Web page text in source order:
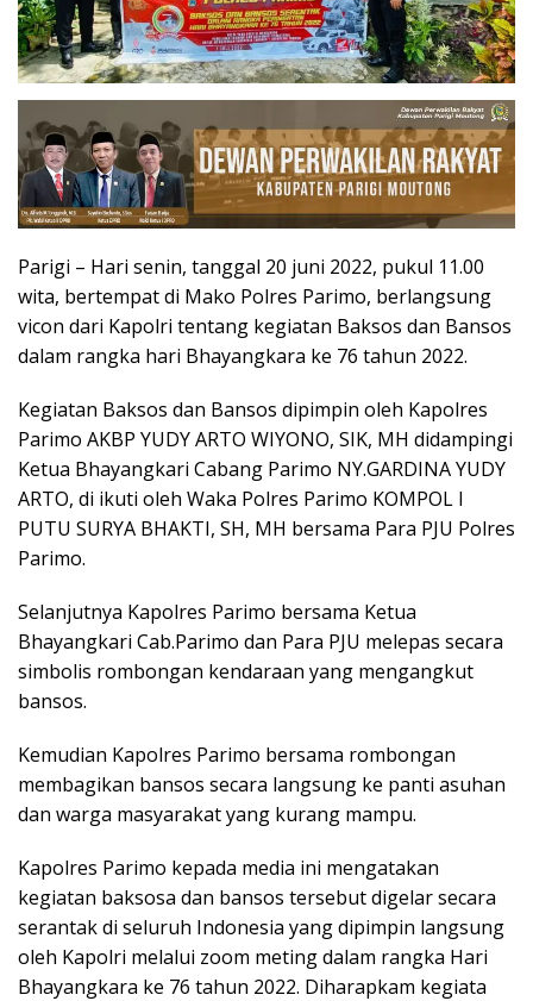
Parigi – Hari senin, tanggal 20 juni 2022, pukul 11.00
wita, bertempat di Mako Polres Parimo, berlangsung
vicon dari Kapolri tentang kegiatan Baksos dan Bansos
dalam rangka hari Bhayangkara ke 76 tahun 2022.
Kegiatan Baksos dan Bansos dipimpin oleh Kapolres
Parimo AKBP YUDY ARTO WIYONO, SIK, MH didampingi
Ketua Bhayangkari Cabang Parimo NY.GARDINA YUDY
ARTO, di ikuti oleh Waka Polres Parimo KOMPOL I
PUTU SURYA BHAKTI, SH, MH bersama Para PJU Polres
Parimo.
Selanjutnya Kapolres Parimo bersama Ketua
Bhayangkari Cab.Parimo dan Para PJU melepas secara
simbolis rombongan kendaraan yang mengangkut
bansos.
Kemudian Kapolres Parimo bersama rombongan
membagikan bansos secara langsung ke panti asuhan
dan warga masyarakat yang kurang mampu.
Kapolres Parimo kepada media ini mengatakan
kegiatan baksosa dan bansos tersebut digelar secara
serantak di seluruh Indonesia yang dipimpin langsung
oleh Kapolri melalui zoom meting dalam rangka Hari
Bhayangkara ke 76 tahun 2022. Diharapkam kegiata